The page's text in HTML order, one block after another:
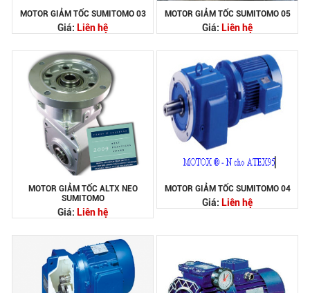
MOTOR GIẢM TỐC SUMITOMO 03
Giá: Liên hệ
MOTOR GIẢM TỐC SUMITOMO 05
Giá: Liên hệ
MOTOR GIẢM TỐC ALTX NEO
SUMITOMO
Giá: Liên hệ
MOTOR GIẢM TỐC SUMITOMO 04
Giá: Liên hệ